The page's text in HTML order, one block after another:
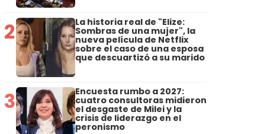
2 La historia real de "Elize:
Sombras de una mujer", la
nueva película de Netflix
sobre el caso de una esposa
que descuartizó a su marido
3 Encuesta rumbo a 2027:
cuatro consultoras midieron
el desgaste de Milei y la
crisis de liderazgo en el
peronismo